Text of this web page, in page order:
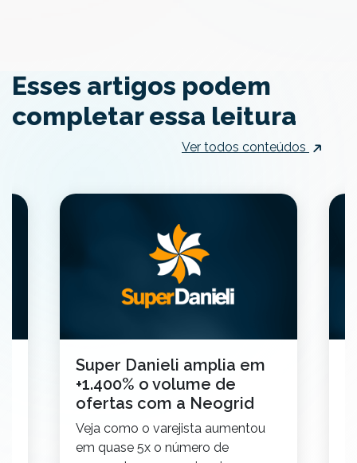
Esses artigos podem
completar essa leitura
Ver todos conteúdos
Super Danieli amplia em
+1.400% o volume de
ofertas com a Neogrid
Veja como o varejista aumentou
em quase 5x o número de